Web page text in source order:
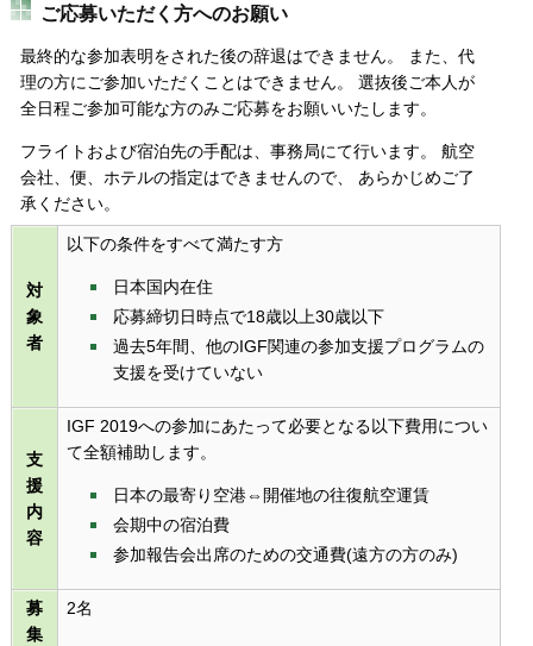
ご応募いただく方へのお願い
最終的な参加表明をされた後の辞退はできません。 また、代
理の方にご参加いただくことはできません。 選抜後ご本人が
全日程ご参加可能な方のみご応募をお願いいたします。
フライトおよび宿泊先の手配は、事務局にて行います。 航空
会社、便、ホテルの指定はできませんので、 あらかじめご了
承ください。
対
象
者
以下の条件をすべて満たす方
日本国内在住
応募締切日時点で18歳以上30歳以下
過去5年間、他のIGF関連の参加支援プログラムの
支援を受けていない
支
援
内
容
IGF 2019への参加にあたって必要となる以下費用につい
て全額補助します。
日本の最寄り空港⇔開催地の往復航空運賃
会期中の宿泊費
参加報告会出席のための交通費(遠方の方のみ)
募
集
2名